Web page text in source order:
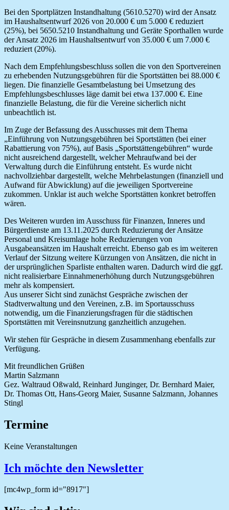
Bei den Sportplätzen Instandhaltung (5610.5270) wird der Ansatz
im Haushaltsentwurf 2026 von 20.000 € um 5.000 € reduziert
(25%), bei 5650.5210 Instandhaltung und Geräte Sporthallen wurde
der Ansatz 2026 im Haushaltsentwurf von 35.000 € um 7.000 €
reduziert (20%).
Nach dem Empfehlungsbeschluss sollen die von den Sportvereinen
zu erhebenden Nutzungsgebühren für die Sportstätten bei 88.000 €
liegen. Die finanzielle Gesamtbelastung bei Umsetzung des
Empfehlungsbeschlusses läge damit bei etwa 137.000 €. Eine
finanzielle Belastung, die für die Vereine sicherlich nicht
unbeachtlich ist.
Im Zuge der Befassung des Ausschusses mit dem Thema
„Einführung von Nutzungsgebühren bei Sportstätten (bei einer
Rabattierung von 75%), auf Basis „Sportstättengebühren“ wurde
nicht ausreichend dargestellt, welcher Mehraufwand bei der
Verwaltung durch die Einführung entsteht. Es wurde nicht
nachvollziehbar dargestellt, welche Mehrbelastungen (finanziell und
Aufwand für Abwicklung) auf die jeweiligen Sportvereine
zukommen. Unklar ist auch welche Sportstätten konkret betroffen
wären.
Des Weiteren wurden im Ausschuss für Finanzen, Inneres und
Bürgerdienste am 13.11.2025 durch Reduzierung der Ansätze
Personal und Kreisumlage hohe Reduzierungen von
Ausgabeansätzen im Haushalt erreicht. Ebenso gab es im weiteren
Verlauf der Sitzung weitere Kürzungen von Ansätzen, die nicht in
der ursprünglichen Sparliste enthalten waren. Dadurch wird die ggf.
nicht realisierbare Einnahmenerhöhung durch Nutzungsgebühren
mehr als kompensiert.
Aus unserer Sicht sind zunächst Gespräche zwischen der
Stadtverwaltung und den Vereinen, z.B. im Sportausschuss
notwendig, um die Finanzierungsfragen für die städtischen
Sportstätten mit Vereinsnutzung ganzheitlich anzugehen.
Wir stehen für Gespräche in diesem Zusammenhang ebenfalls zur
Verfügung.
Mit freundlichen Grüßen
Martin Salzmann
Gez. Waltraud Oßwald, Reinhard Junginger, Dr. Bernhard Maier,
Dr. Thomas Ott, Hans-Georg Maier, Susanne Salzmann, Johannes
Stingl
Termine
Keine Veranstaltungen
Ich möchte den Newsletter
[mc4wp_form id="8917"]